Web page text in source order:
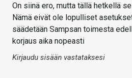
On siinä ero, mutta tällä hetkellä
Nämä eivät ole lopulliset
säädetään Sampsan toimesta
korjaus aika nopeasti
Kirjaudu sisään vastataksesi